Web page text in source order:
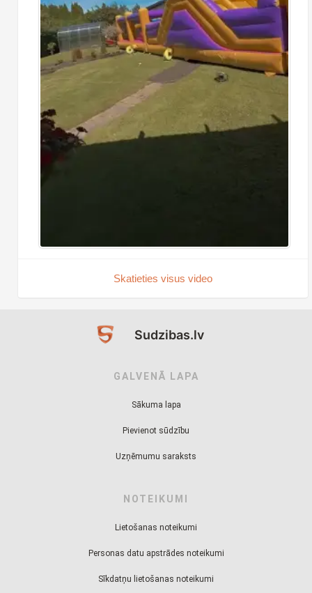
Skatieties visus video
Sudzibas.lv
GALVENĀ LAPA
Sākuma lapa
Pievienot sūdzību
Uzņēmumu saraksts
NOTEIKUMI
Lietošanas noteikumi
Personas datu apstrādes noteikumi
Sīkdatņu lietošanas noteikumi